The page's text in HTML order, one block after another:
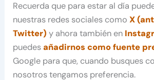
Recuerda que para estar al día
nuestras redes sociales comoX
Twitter) y ahora también en
puedesañadirnos como fuente
Google para que, cuando busques
nosotros tengamos preferencia.